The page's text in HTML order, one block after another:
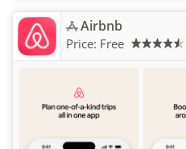
Airbnb
Price: Free